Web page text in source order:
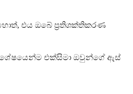
එය ඔබේ ප්‍රතිශක්තිකරණ
එක්සිමා ඔවුන්ගේ ඇස්